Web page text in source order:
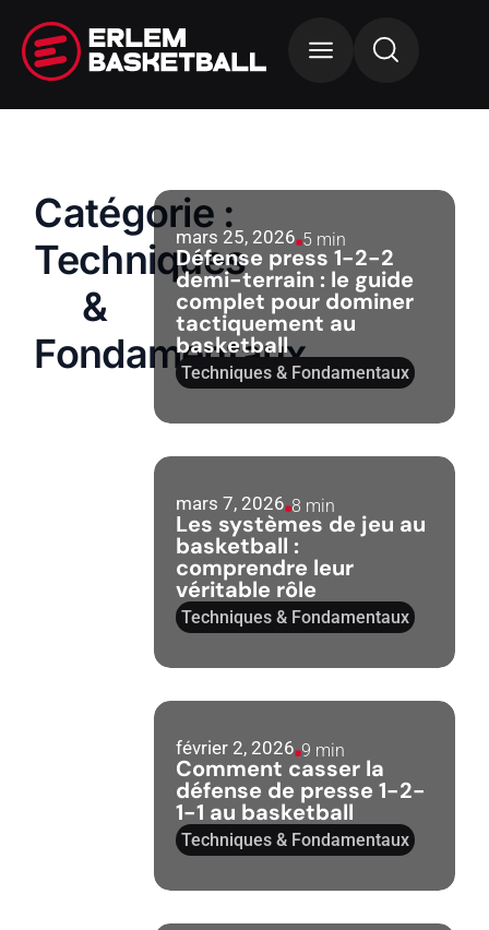
Catégorie :
Techniques
&
Fondamentaux
mars 25, 2026 5 min
Défense press 1-2-2
demi-terrain : le guide
complet pour dominer
tactiquement au
basketball
Techniques & Fondamentaux
mars 7, 2026 8 min
Les systèmes de jeu au
basketball :
comprendre leur
véritable rôle
Techniques & Fondamentaux
février 2, 2026 9 min
Comment casser la
défense de presse 1-2-
1-1 au basketball
Techniques & Fondamentaux